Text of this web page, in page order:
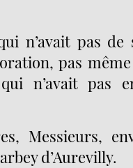
n’avait pas
pas
n’avait pas
Messieurs,
d’Aurevilly.